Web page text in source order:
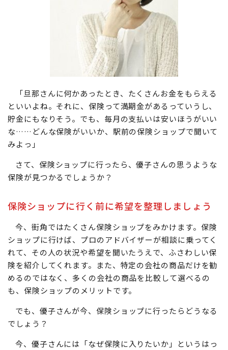
「旦那さんに何かあったとき、たくさんお金をもらえる
といいよね。それに、保険って満期金があるっていうし、
貯金にもなりそう。でも、毎月の支払いは安いほうがいい
な……どんな保険がいいか、駅前の保険ショップで聞いて
みよっ」
さて、保険ショップに行ったら、優子さんの思うような
保険が見つかるでしょうか？
保険ショップに行く前に希望を整理しましょう
今、街角ではたくさん保険ショップをみかけます。保険
ショップに行けば、プロのアドバイザーが相談に乗ってく
れて、その人の状況や希望を聞いたうえで、ふさわしい保
険を紹介してくれます。また、特定の会社の商品だけを勧
めるのではなく、多くの会社の商品を比較して選べるの
も、保険ショップのメリットです。
でも、優子さんが今、保険ショップに行ったらどうなる
でしょう？
今、優子さんには「なぜ保険に入りたいか」というはっ